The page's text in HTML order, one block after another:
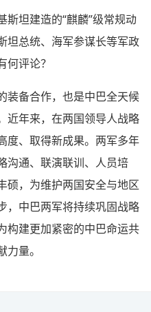
斯坦建造的“麒麟”级常规动
坦总统、海军参谋长等军政
何评论？
装备合作，也是中巴全天候
近年来，在两国领导人战略
度、取得新成果。两军多年
沟通、联演联训、人员培
硕，为维护两国安全与地区
，中巴两军将持续巩固战略
构建更加紧密的中巴命运共
量。